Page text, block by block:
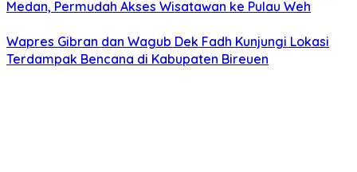
Medan, Permudah Akses Wisatawan ke Pulau Weh
Wapres Gibran dan Wagub Dek Fadh Kunjungi Lokasi
Terdampak Bencana di Kabupaten Bireuen